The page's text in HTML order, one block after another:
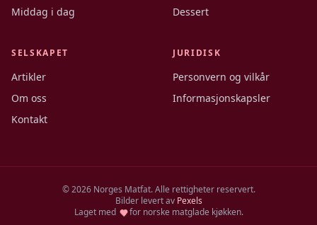
Middag i dag
Dessert
SELSKAPET
Artikler
Om oss
Kontakt
JURIDISK
Personvern og vilkår
Informasjonskapsler
©2026Norges Matfat. Alle rettigheter reservert.
Bilder levert av Pexels
Laget med
for norske matglade kjøkken.